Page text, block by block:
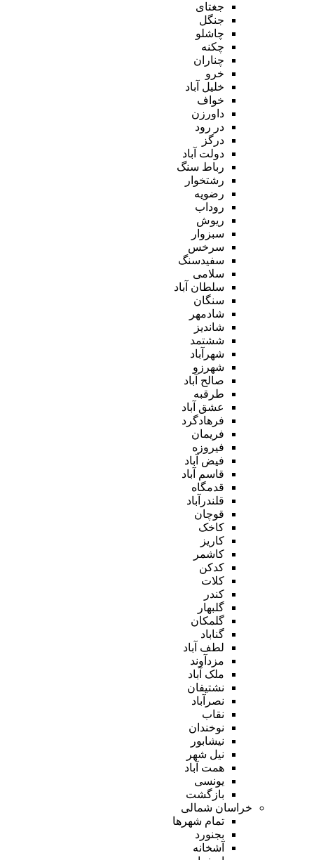
جغتای
جنگل
چاشلو
چکنه
چناران
خرو
خلیل آباد
خواف
داورزن
در رود
درگز
دولت آباد
رباط سنگ
رشتخوار
رضویه
روداب
ریوش
سبزوار
سرخس
سفیدسنگ
سلامی
سلطان آباد
سنگان
شادمهر
شاندیز
ششتمد
شهرآباد
شهرزو
صالح آباد
طرقبه
عشق آباد
فرهادگرد
فریمان
فیروزه
فیض آباد
قاسم آباد
قدمگاه
قلندرآباد
قوچان
کاخک
کاریز
کاشمر
کدکن
کلات
کندر
گلبهار
گلمکان
گناباد
لطف آباد
مزدآوند
ملک آباد
نشتیفان
نصرآباد
نقاب
نوخندان
نیشابور
نیل شهر
همت آباد
یونسی
بازگشت
خراسان شمالی
تمام شهر‌ها
بجنورد
آشخانه